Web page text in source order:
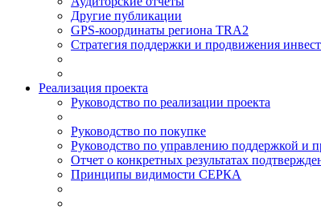
Другие публикации
GPS-координаты региона TRA2
Стратегия поддержки и продвижения
Реализация проекта
Руководство по реализации проекта
Руководство по покупке
Руководство по управлению поддержкой и
Отчет о конкретных результатах
Принципы видимости СЕРКА